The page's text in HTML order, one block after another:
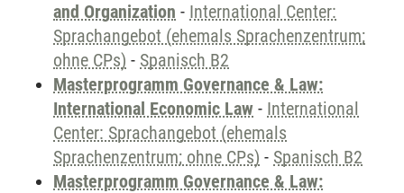
and Organization - International Center:
Sprachangebot (ehemals Sprachenzentrum;
ohne CPs) - Spanisch B2
Masterprogramm Governance & Law:
International Economic Law - International
Center: Sprachangebot (ehemals
Sprachenzentrum; ohne CPs) - Spanisch B2
Masterprogramm Governance & Law: